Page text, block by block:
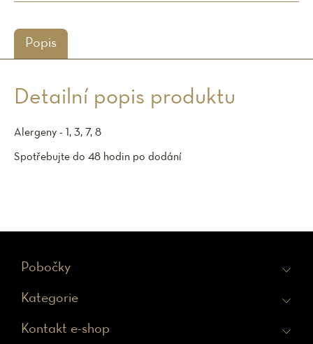
Popis
Detailní popis produktu
Alergeny - 1, 3, 7, 8
Spotřebujte do 48 hodin po dodání
Pobočky
Kategorie
Kontakt e-shop